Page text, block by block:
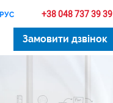
РУС +38 048 737 39 39
Замовити дзвінок